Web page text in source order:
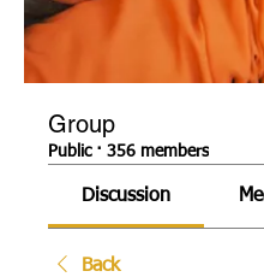
Group
Public · 356 members
Discussion
Back